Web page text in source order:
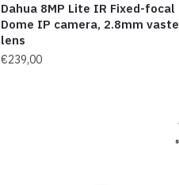
Dahua 8MP Lite IR Fixed-focal
Dome IP camera, 2.8mm vaste
lens
€239,00